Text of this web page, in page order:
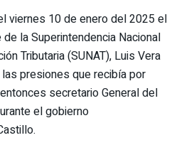
viernes 10 de enero del 2025 el
la Superintendencia Nacional
Tributaria (SUNAT), Luis Vera
presiones que recibía por
secretario General del
el gobierno